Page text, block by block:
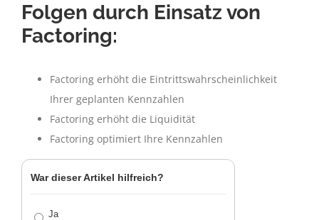
Folgen durch Einsatz von
Factoring:
Factoring erhöht die Eintrittswahrscheinlichkeit
Ihrer geplanten Kennzahlen
Factoring erhöht die Liquidität
Factoring optimiert Ihre Kennzahlen
War dieser Artikel hilfreich?
Ja